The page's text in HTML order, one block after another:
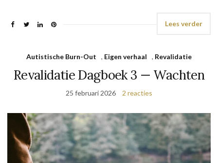
Lees verder
Autistische Burn-Out , Eigen verhaal , Revalidatie
Revalidatie Dagboek 3 — Wachten
25 februari 2026 2 reacties